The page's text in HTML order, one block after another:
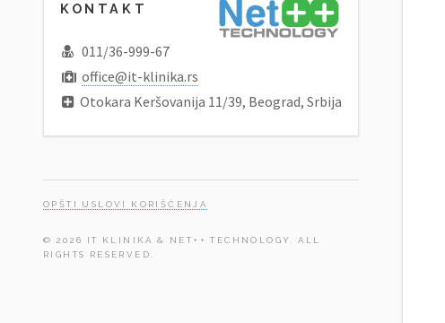
KONTAKT
011/36-999-67
office@it-klinika.rs
Otokara Keršovanija 11/39, Beograd, Srbija
OPŠTI USLOVI KORIŠĆENJA
© 2026 IT KLINIKA & NET++ TECHNOLOGY. ALL
RIGHTS RESERVED.